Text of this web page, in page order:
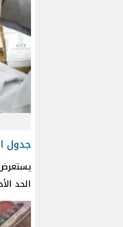
جدول
يستعرض
الحد